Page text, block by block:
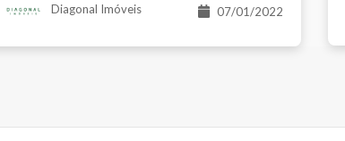
Diagonal Imóveis 07/01/2022